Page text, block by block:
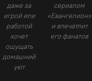
даже за
игрой или
работой
хочет
ощущать
домашний
уют
сериалом
«Евангелион»
и впечатлит
его фанатов